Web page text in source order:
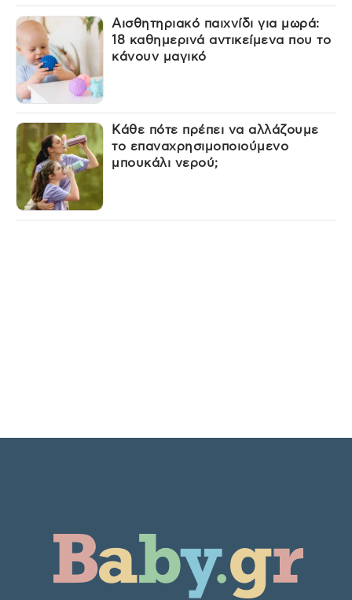
Αισθητηριακό παιχνίδι για μωρά:
18 καθημερινά αντικείμενα που το
κάνουν μαγικό
Κάθε πότε πρέπει να αλλάζουμε
το επαναχρησιμοποιούμενο
μπουκάλι νερού;